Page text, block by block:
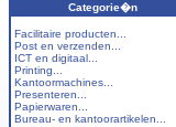
Categorie�n
Facilitaire producten...
Post en verzenden...
ICT en digitaal...
Printing...
Kantoormachines...
Presenteren...
Papierwaren...
Bureau- en kantoorartikelen...